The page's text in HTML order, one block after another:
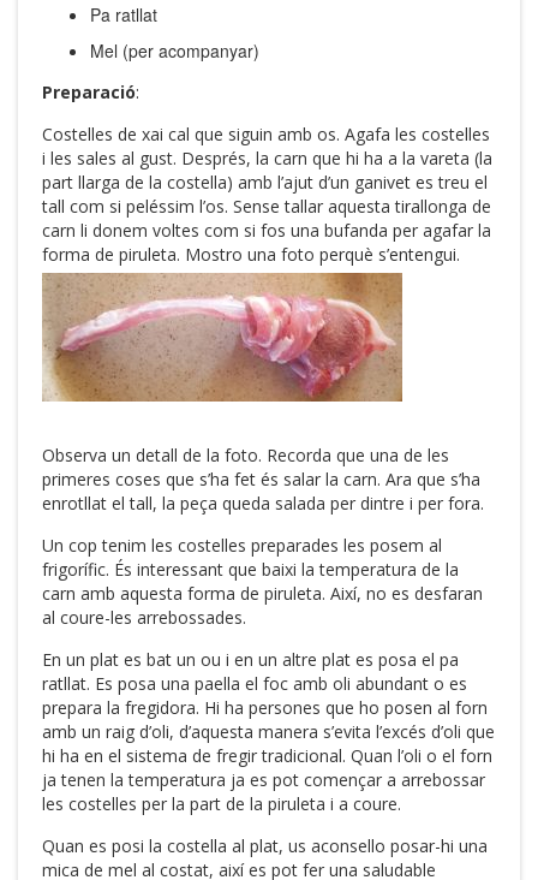
Pa ratllat
Mel (per acompanyar)
Preparació:
Costelles de xai cal que siguin amb os. Agafa les costelles
i les sales al gust. Després, la carn que hi ha a la vareta (la
part llarga de la costella) amb l’ajut d’un ganivet es treu el
tall com si peléssim l’os. Sense tallar aquesta tirallonga de
carn li donem voltes com si fos una bufanda per agafar la
forma de piruleta. Mostro una foto perquè s’entengui.
Observa un detall de la foto. Recorda que una de les
primeres coses que s’ha fet és salar la carn. Ara que s’ha
enrotllat el tall, la peça queda salada per dintre i per fora.
Un cop tenim les costelles preparades les posem al
frigorífic. És interessant que baixi la temperatura de la
carn amb aquesta forma de piruleta. Així, no es desfaran
al coure-les arrebossades.
En un plat es bat un ou i en un altre plat es posa el pa
ratllat. Es posa una paella el foc amb oli abundant o es
prepara la fregidora. Hi ha persones que ho posen al forn
amb un raig d’oli, d’aquesta manera s’evita l’excés d’oli que
hi ha en el sistema de fregir tradicional. Quan l’oli o el forn
ja tenen la temperatura ja es pot començar a arrebossar
les costelles per la part de la piruleta i a coure.
Quan es posi la costella al plat, us aconsello posar-hi una
mica de mel al costat, així es pot fer una saludable